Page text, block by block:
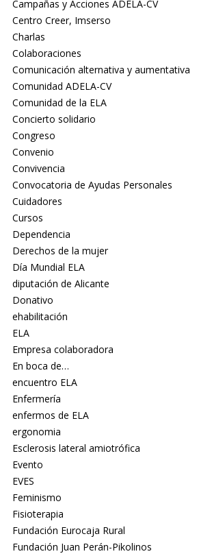
Campañas y Acciones ADELA-CV
Centro Creer, Imserso
Charlas
Colaboraciones
Comunicación alternativa y aumentativa
Comunidad ADELA-CV
Comunidad de la ELA
Concierto solidario
Congreso
Convenio
Convivencia
Convocatoria de Ayudas Personales
Cuidadores
Cursos
Dependencia
Derechos de la mujer
Día Mundial ELA
diputación de Alicante
Donativo
ehabilitación
ELA
Empresa colaboradora
En boca de…
encuentro ELA
Enfermería
enfermos de ELA
ergonomia
Esclerosis lateral amiotrófica
Evento
EVES
Feminismo
Fisioterapia
Fundación Eurocaja Rural
Fundación Juan Perán-Pikolinos